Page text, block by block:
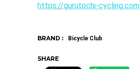
https://gurutochi-cycling.com
BRAND : Bicycle Club
SHARE